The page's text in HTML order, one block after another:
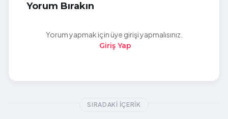
Yorum Bırakın
Yorum yapmak için üye girişi yapmalısınız.
Giriş Yap
SIRADAKI İÇERIK